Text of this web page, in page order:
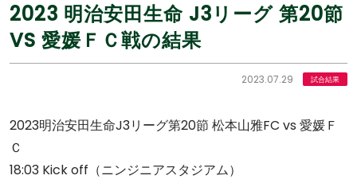
2023 明治安田生命 J3リーグ 第20節
VS 愛媛ＦＣ戦の結果
2023.07.29 試合結果
2023明治安田生命J3リーグ第20節 松本山雅FC vs 愛媛Ｆ
Ｃ
18:03 Kick off（ニンジニアスタジアム）